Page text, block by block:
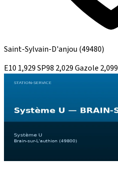
Saint-Sylvain-D'anjou (49480)
E10 1,929SP98 2,029Gazole 2,099